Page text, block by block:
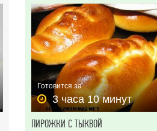
Готовится за
3 часа 10 минут
ПИРОЖКИ С ТЫКВОЙ